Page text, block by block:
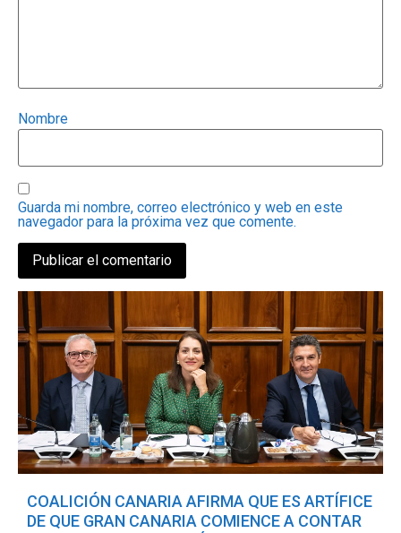
Nombre
Guarda mi nombre, correo electrónico y web en este
navegador para la próxima vez que comente.
COALICIÓN CANARIA AFIRMA QUE ES ARTÍFICE
DE QUE GRAN CANARIA COMIENCE A CONTAR